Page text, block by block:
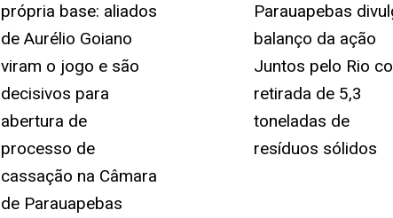
própria base: aliados
de Aurélio Goiano
viram o jogo e são
decisivos para
abertura de
processo de
cassação na Câmara
de Parauapebas
Parauapebas
balanço da ação
Juntos pelo Rio
retirada de 5,3
toneladas de
resíduos sólidos